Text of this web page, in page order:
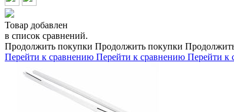
Товар добавлен
в список сравнений.
Продолжить покупки Продолжить покупки
Перейти к сравнению Перейти к сравнению Перейти к